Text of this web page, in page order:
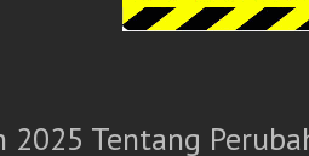
2025 Tentang